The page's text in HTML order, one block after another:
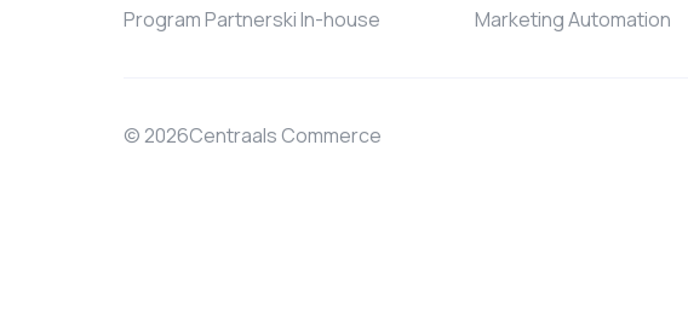
Program Partnerski In-house
Marketing Automation
© 2026Centraals Commerce